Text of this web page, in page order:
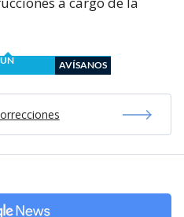
decretadas por el
Judicial, Berríos Pozas
para ejecutar un informe
a cargo de la